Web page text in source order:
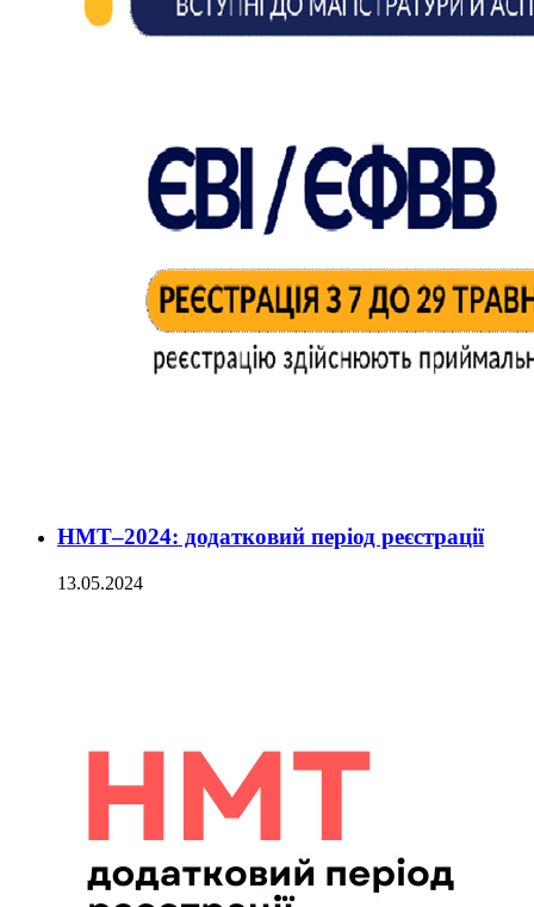
НМТ–2024: додатковий період реєстрації
13.05.2024